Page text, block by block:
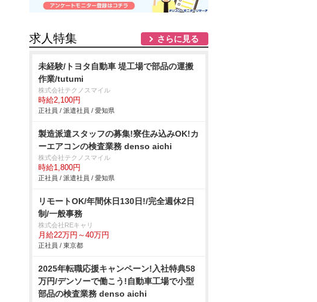
求人特集 さらに見る
未経験/トヨタ自動車 堤工場で部品の運搬
作業/tutumi
株式会社テクノスマイル
時給2,100円
正社員 / 派遣社員 / 愛知県
製造派遣スタッフの募集!寮住み込みOK!カ
ーエアコンの検査業務 denso aichi
株式会社テクノスマイル
時給1,800円
正社員 / 派遣社員 / 愛知県
リモートOK/年間休日130日!/完全週休2日
制/一般事務
株式会社REキャリ
月給22万円～40万円
正社員 / 東京都
2025年転職応援キャンペーン!入社特典58
万円/デンソーで働こう!自動車工場で小型
部品の検査業務 denso aichi